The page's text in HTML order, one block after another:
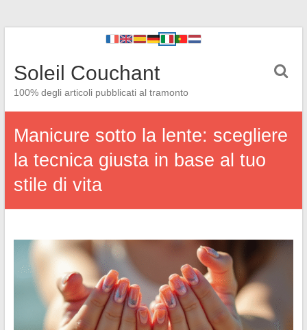
Soleil Couchant
100% degli articoli pubblicati al tramonto
Manicure sotto la lente: scegliere
la tecnica giusta in base al tuo
stile di vita